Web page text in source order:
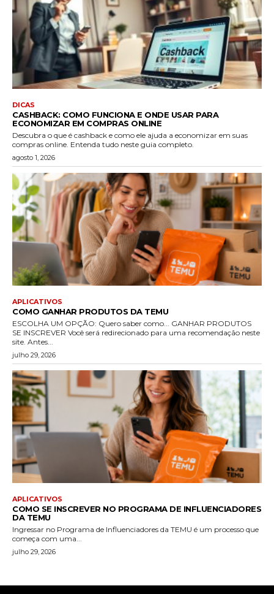
DICAS
CASHBACK: COMO FUNCIONA E ONDE USAR PARA
ECONOMIZAR EM COMPRAS ONLINE
Descubra o que é cashback e como ele ajuda a economizar em suas
compras online. Entenda tudo neste guia completo.
agosto 1, 2026
APLICATIVOS
COMO GANHAR PRODUTOS DA TEMU
ESCOLHA UM OPÇÃO: Quero saber como... GANHAR PRODUTOS
SE INSCREVER Você será redirecionado para uma recomendação neste
site. Antes...
julho 29, 2026
APLICATIVOS
COMO SE INSCREVER NO PROGRAMA DE INFLUENCIADORES
DA TEMU
Ingressar no Programa de Influenciadores da TEMU é um processo que
começa com uma...
julho 29, 2026